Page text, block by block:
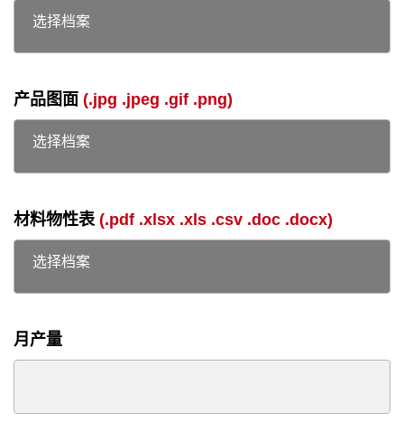
选择档案
产品图面 (.jpg .jpeg .gif .png)
选择档案
材料物性表 (.pdf .xlsx .xls .csv .doc .docx)
选择档案
月产量